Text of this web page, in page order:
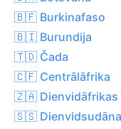
🇧🇫 Burkinafaso
🇧🇮 Burundija
🇹🇩 Čada
🇨🇫 Centrālāfrika
🇿🇦 Dienvidāfrikas
🇸🇸 Dienvidsudāna